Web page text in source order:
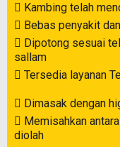
Kambing telah
Bebas penyakit
Dipotong sesuai
sallam
Tersedia layanan
Dimasak dengan
Memisahkan
diolah